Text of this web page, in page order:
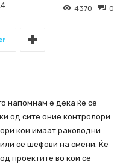
0
4370
напомнам е дека ќе се
од сите оние контролори
кои имаат раководни
се шефови на смени. Ќе
проектите во кои се